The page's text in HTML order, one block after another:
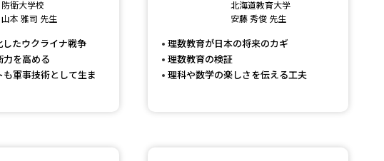
の配慮案内」の請求
高等学校卒業程度認定試験
小学校教員資格認定試験
定試験
防衛大学校
山本 雅司 先生
たウクライナ戦争
力を高める
軍事技術として生ま
北海道教育大学
安藤 秀俊 先生
理数教育が日本の将来のカギ
理数教育の検証
理科や数学の楽しさを伝える工夫